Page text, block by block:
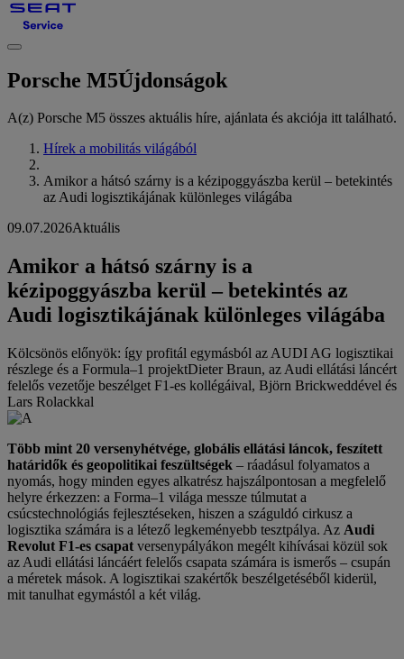
Porsche M5Újdonságok
A(z) Porsche M5 összes aktuális híre, ajánlata és akciója itt található.
Hírek a mobilitás világából
Amikor a hátsó szárny is a kézipoggyászba kerül – betekintés
az Audi logisztikájának különleges világába
09.07.2026Aktuális
Amikor a hátsó szárny is a
kézipoggyászba kerül – betekintés az
Audi logisztikájának különleges világába
Kölcsönös előnyök: így profitál egymásból az AUDI AG logisztikai
részlege és a Formula–1 projektDieter Braun, az Audi ellátási láncért
felelős vezetője beszélget F1-es kollégáival, Björn Brickweddével és
Lars Rolackkal
Több mint 20 versenyhétvége, globális ellátási láncok, feszített
határidők és geopolitikai feszültségek – ráadásul folyamatos a
nyomás, hogy minden egyes alkatrész hajszálpontosan a megfelelő
helyre érkezzen: a Forma–1 világa messze túlmutat a
csúcstechnológiás fejlesztéseken, hiszen a száguldó cirkusz a
logisztika számára is a létező legkeményebb tesztpálya. Az Audi
Revolut F1-es csapat versenypályákon megélt kihívásai közül sok
az Audi ellátási láncáért felelős csapata számára is ismerős – csupán
a méretek mások. A logisztikai szakértők beszélgetéséből kiderül,
mit tanulhat egymástól a két világ.